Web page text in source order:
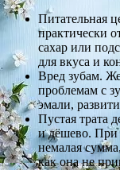
Питательная
практически
сахар или
для вкуса и
Вред зубам.
проблемам с
эмали,
Пустая трата
и дёшево. При
немалая
как она не